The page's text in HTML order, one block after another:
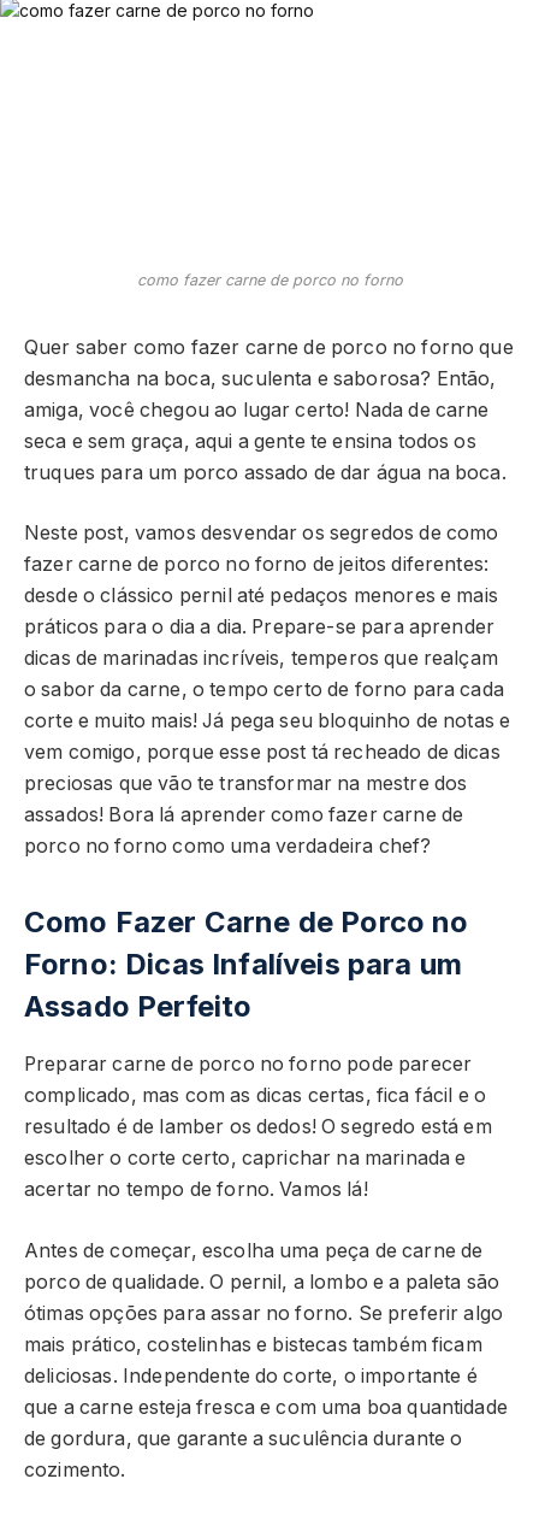
como fazer carne de porco no forno
Quer saber como fazer carne de porco no forno que
desmancha na boca, suculenta e saborosa? Então,
amiga, você chegou ao lugar certo! Nada de carne
seca e sem graça, aqui a gente te ensina todos os
truques para um porco assado de dar água na boca.
Neste post, vamos desvendar os segredos de como
fazer carne de porco no forno de jeitos diferentes:
desde o clássico pernil até pedaços menores e mais
práticos para o dia a dia. Prepare-se para aprender
dicas de marinadas incríveis, temperos que realçam
o sabor da carne, o tempo certo de forno para cada
corte e muito mais! Já pega seu bloquinho de notas e
vem comigo, porque esse post tá recheado de dicas
preciosas que vão te transformar na mestre dos
assados! Bora lá aprender como fazer carne de
porco no forno como uma verdadeira chef?
Como Fazer Carne de Porco no
Forno: Dicas Infalíveis para um
Assado Perfeito
Preparar carne de porco no forno pode parecer
complicado, mas com as dicas certas, fica fácil e o
resultado é de lamber os dedos! O segredo está em
escolher o corte certo, caprichar na marinada e
acertar no tempo de forno. Vamos lá!
Antes de começar, escolha uma peça de carne de
porco de qualidade. O pernil, a lombo e a paleta são
ótimas opções para assar no forno. Se preferir algo
mais prático, costelinhas e bistecas também ficam
deliciosas. Independente do corte, o importante é
que a carne esteja fresca e com uma boa quantidade
de gordura, que garante a suculência durante o
cozimento.